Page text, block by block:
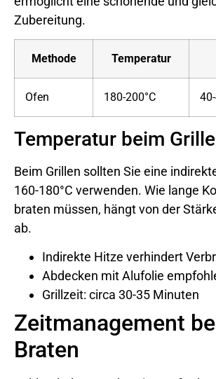
Zubereitung.
Methode Temperatur
Ofen 180-200°C
Temperatur beim
Beim Grillen sollten Sie eine
160-180°C verwenden. Wie lange
braten müssen, hängt von der
ab.
Indirekte Hitze verhindert
Abdecken mit Alufolie
Grillzeit: circa 30-35 Minuten
Zeitmanagement
Braten